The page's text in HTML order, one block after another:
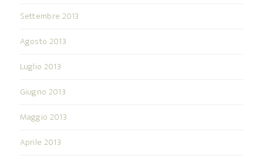
Settembre 2013
Agosto 2013
Luglio 2013
Giugno 2013
Maggio 2013
Aprile 2013